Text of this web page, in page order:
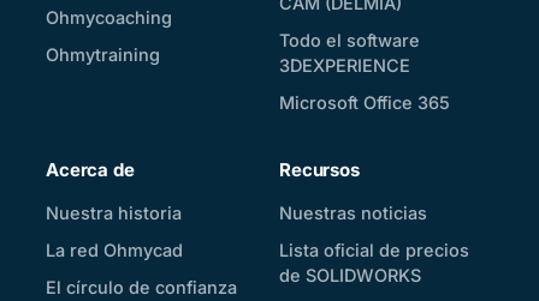
Ohmycoaching
Ohmytraining
Todo el software
3DEXPERIENCE
Microsoft Office 365
Acerca de
Nuestra historia
La red Ohmycad
El círculo de confianza
Recursos
Nuestras noticias
Lista oficial de precios
de SOLIDWORKS